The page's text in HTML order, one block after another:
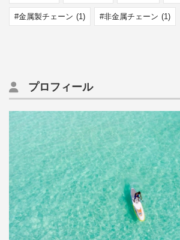
金属製チェーン (1) 非金属チェーン (1)
プロフィール